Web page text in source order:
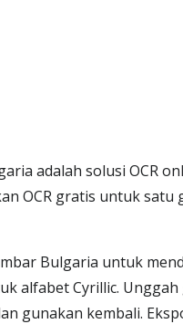
adalah solusi OCR
OCR gratis untuk
Bulgaria untuk
alfabet Cyrillic.
gunakan kembali.